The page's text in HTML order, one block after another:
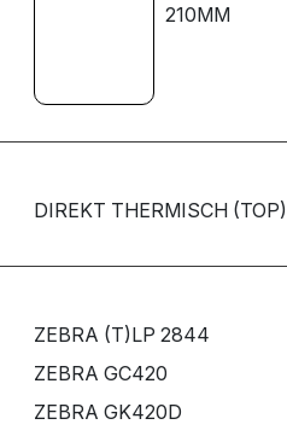
210MM
DIREKT THERMISCH (TOP)
ZEBRA (T)LP 2844
ZEBRA GC420
ZEBRA GK420D